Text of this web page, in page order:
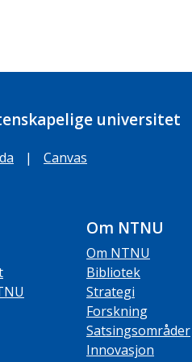
universitet
| Canvas
Om NTNU
Om NTNU
Bibliotek
Strategi
Forskning
Satsingsområder
Innovasjon